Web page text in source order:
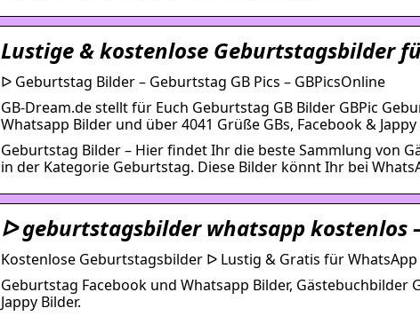
Lustige & kostenlose Geburtstagsbilder
ᐅ Geburtstag Bilder – Geburtstag GB Pics – GBPicsOnline
GB-Dream.de stellt für Euch Geburtstag GB Bilder GBPic
Whatsapp Bilder und über 4041 Grüße GBs, Facebook &
Geburtstag Bilder – Hier findet Ihr die beste Sammlung von
in der Kategorie Geburtstag. Diese Bilder könnt Ihr bei
ᐅ geburtstagsbilder whatsapp kostenlos
Kostenlose Geburtstagsbilder ᐅ Lustig & Gratis für WhatsApp
Geburtstag Facebook und Whatsapp Bilder, Gästebuchbilder
Jappy Bilder.